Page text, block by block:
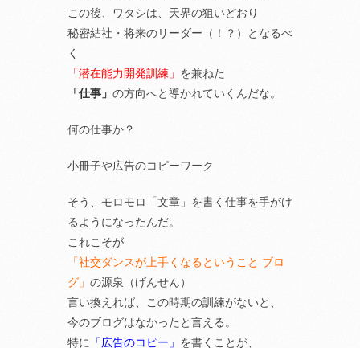
この後、ワタシは、天界の狙いどおり
秘密結社・将来のリーダー（！？）となるべ
く
「潜在能力開発訓練」 を兼ねた
「仕事」 の方向へと導かれていくんだな。
何の仕事か？
小冊子や広告のコピーワーク
そう、モロモロ「文章」を書く仕事を手がけ
るようになったんだ。
これこそが
「社交ダンスが上手くなるということ ブロ
グ」 の源泉（げんせん）
言い換えれば、この時期の訓練がないと、
今のブログはなかったと言える。
特に
「広告のコピー」 を書くことが、